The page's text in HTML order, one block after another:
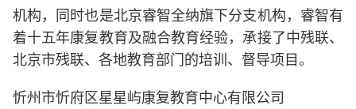
机构，同时也是北京睿智全纳旗下分支机构，睿智有
着十五年康复教育及融合教育经验，承接了中残联、
北京市残联、各地教育部门的培训、督导项目。
忻州市忻府区星星屿康复教育中心有限公司